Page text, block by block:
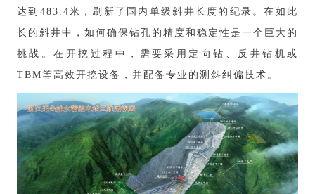
达到483.4米，刷新了国内单级斜井长度的纪录。在如此
长的斜井中，如何确保钻孔的精度和稳定性是一个巨大的
挑战。在开挖过程中，需要采用定向钻、反井钻机或
TBM等高效开挖设备，并配备专业的测斜纠偏技术。